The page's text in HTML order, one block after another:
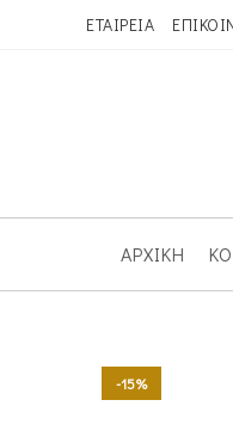
ΕΤΑΙΡΕΙΑ
ΑΡΧΙΚΗ
-15%